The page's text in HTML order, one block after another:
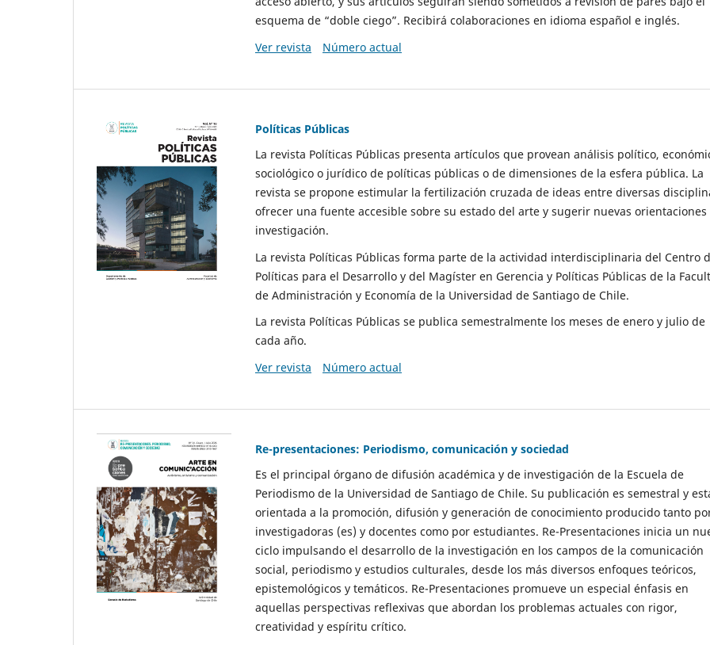
esquema de “doble ciego”. Recibirá colaboraciones en idioma español e inglés.
Ver revista
Número actual
Políticas Públicas
La revista Políticas Públicas presenta artículos que provean análisis político,
sociológico o jurídico de políticas públicas o de dimensiones de la esfera pública. La
revista se propone estimular la fertilización cruzada de ideas entre diversas
ofrecer una fuente accesible sobre su estado del arte y sugerir nuevas orientaciones
investigación.
La revista Políticas Públicas forma parte de la actividad interdisciplinaria del Centro
Políticas para el Desarrollo y del Magíster en Gerencia y Políticas Públicas de la
de Administración y Economía de la Universidad de Santiago de Chile.
La revista Políticas Públicas se publica semestralmente los meses de enero y julio de
cada año.
Ver revista
Número actual
Re-presentaciones: Periodismo, comunicación y sociedad
Es el principal órgano de difusión académica y de investigación de la Escuela de
Periodismo de la Universidad de Santiago de Chile. Su publicación es semestral y
orientada a la promoción, difusión y generación de conocimiento producido tanto
investigadoras (es) y docentes como por estudiantes. Re-Presentaciones inicia un
ciclo impulsando el desarrollo de la investigación en los campos de la comunicación
social, periodismo y estudios culturales, desde los más diversos enfoques teóricos,
epistemológicos y temáticos. Re-Presentaciones promueve un especial énfasis en
aquellas perspectivas reflexivas que abordan los problemas actuales con rigor,
creatividad y espíritu crítico.